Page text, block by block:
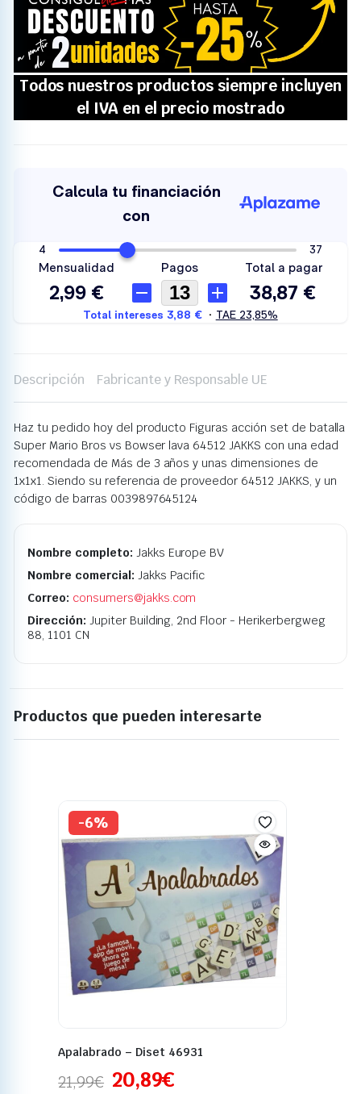
Descripción Fabricante y Responsable UE
Haz tu pedido hoy del producto Figuras acción set de batalla
Super Mario Bros vs Bowser lava 64512 JAKKS con una edad
recomendada de Más de 3 años y unas dimensiones de
1x1x1. Siendo su referencia de proveedor 64512 JAKKS, y un
código de barras 0039897645124
Nombre completo: Jakks Europe BV
Nombre comercial: Jakks Pacific
Correo: consumers@jakks.com
Dirección: Jupiter Building, 2nd Floor - Herikerbergweg
88, 1101 CN
Productos que pueden interesarte
-6%
Apalabrado – Diset 46931
21,99€ 20,89€